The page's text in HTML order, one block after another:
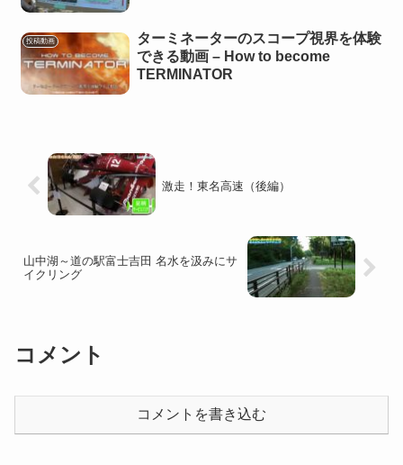
投稿動画
ターミネーターのスコープ視界を体験
できる動画 – How to become
TERMINATOR
激走！東名高速（後編）
山中湖～道の駅富士吉田 名水を汲みにサ
イクリング
コメント
コメントを書き込む